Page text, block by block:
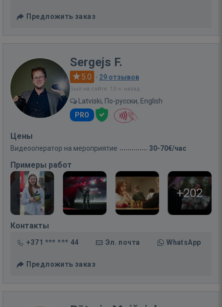
Предложить заказ
Sergejs F.
5.0 · 29 отзывов
Был на сайте: 13 ч. назад
Latviski, По-русски, English
PRO
Цены
Видеооператор на мероприятие 30-70€/час
Примеры работ
+202
Контакты
+371 *** *** 44 Эл. почта WhatsApp
Предложить заказ